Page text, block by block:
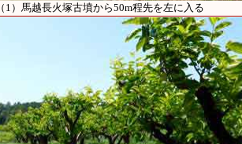
（1）馬越長火塚古墳から50m程先を左に入る